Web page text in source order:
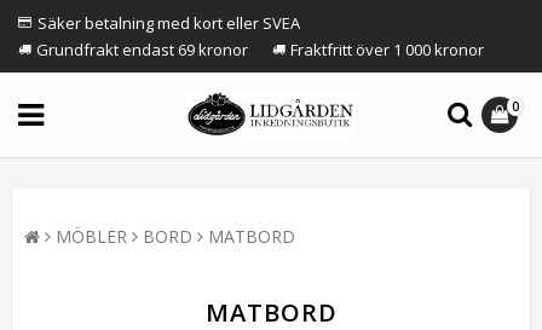
Säker betalning med kort eller SVEA
Grundfrakt endast 69 kronor
Fraktfritt över 1 000 kronor
0
MÖBLER BORD MATBORD
MATBORD